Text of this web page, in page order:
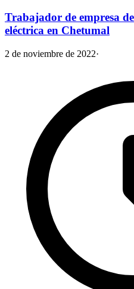
Trabajador de empresa
eléctrica en Chetumal
2 de noviembre de 2022·